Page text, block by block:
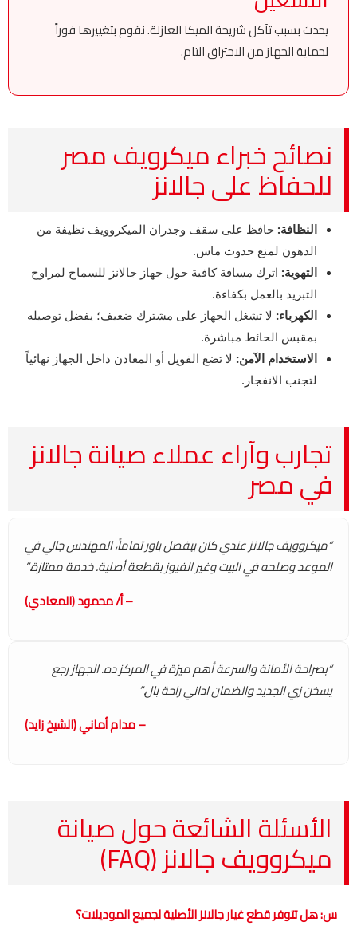
يحدث بسبب تآكل شريحة الميكا العازلة. نقوم بتغييرها فوراً
لحماية الجهاز من الاحتراق التام.
نصائح خبراء ميكرويف مصر
للحفاظ على جالانز
النظافة: حافظ على سقف وجدران الميكروويف نظيفة من
الدهون لمنع حدوث ماس.
التهوية: اترك مسافة كافية حول جهاز جالانز للسماح لمراوح
التبريد بالعمل بكفاءة.
الكهرباء: لا تشغل الجهاز على مشترك ضعيف؛ يفضل توصيله
بمقبس الحائط مباشرة.
الاستخدام الآمن: لا تضع الفويل أو المعادن داخل الجهاز نهائياً
لتجنب الانفجار.
تجارب وآراء عملاء صيانة جالانز
في مصر
“ميكروويف جالانز عندي كان بيفصل باور تماماً، المهندس جالي في
الموعد وصلحه في البيت وغير الفيوز بقطعة أصلية. خدمة ممتازة.”
– أ/ محمود (المعادي)
“بصراحة الأمانة والسرعة أهم ميزة في المركز ده. الجهاز رجع
يسخن زي الجديد والضمان اداني راحة بال.”
– مدام أماني (الشيخ زايد)
الأسئلة الشائعة حول صيانة
ميكروويف جالانز (FAQ)
س: هل تتوفر قطع غيار جالانز الأصلية لجميع الموديلات؟